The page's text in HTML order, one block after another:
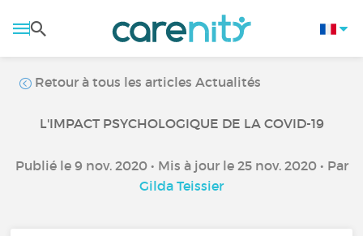
Retour à tous les articles Actualités
L'IMPACT PSYCHOLOGIQUE DE LA COVID-19
Publié le 9 nov. 2020 • Mis à jour le 25 nov. 2020 • Par
Gilda Teissier